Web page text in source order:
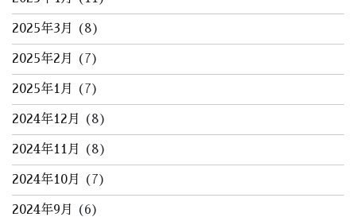
2025年3月 (8)
2025年2月 (7)
2025年1月 (7)
2024年12月 (8)
2024年11月 (8)
2024年10月 (7)
2024年9月 (6)